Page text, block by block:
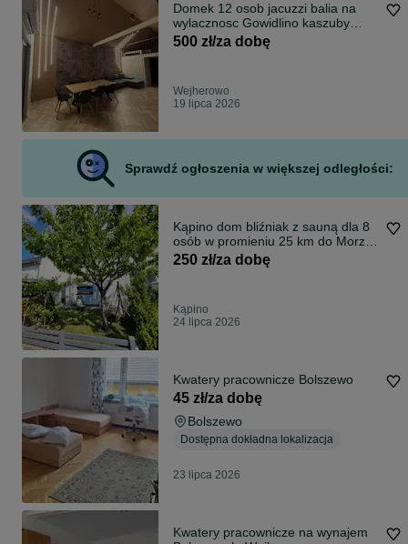
Domek 12 osob jacuzzi balia na
wylacznosc Gowidlino kaszuby
staw jezioro plaza
500 zł/za dobę
Wejherowo
19 lipca 2026
Sprawdź ogłoszenia w większej odległości:
Kąpino dom bliźniak z sauną dla 8
osób w promieniu 25 km do Morza i
Trójmiasta, 5 min autobusem do
250 zł/za dobę
Kąpino
24 lipca 2026
Kwatery pracownicze Bolszewo
45 zł/za dobę
Bolszewo
Dostępna dokładna lokalizacja
23 lipca 2026
Kwatery pracownicze na wynajem